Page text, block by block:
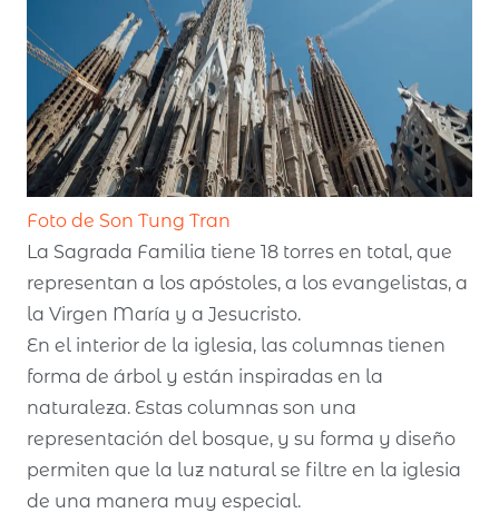
Foto de Son Tung Tran
La Sagrada Familia tiene 18 torres en total, que
representan a los apóstoles, a los evangelistas, a
la Virgen María y a Jesucristo.
En el interior de la iglesia, las columnas tienen
forma de árbol y están inspiradas en la
naturaleza. Estas columnas son una
representación del bosque, y su forma y diseño
permiten que la luz natural se filtre en la iglesia
de una manera muy especial.